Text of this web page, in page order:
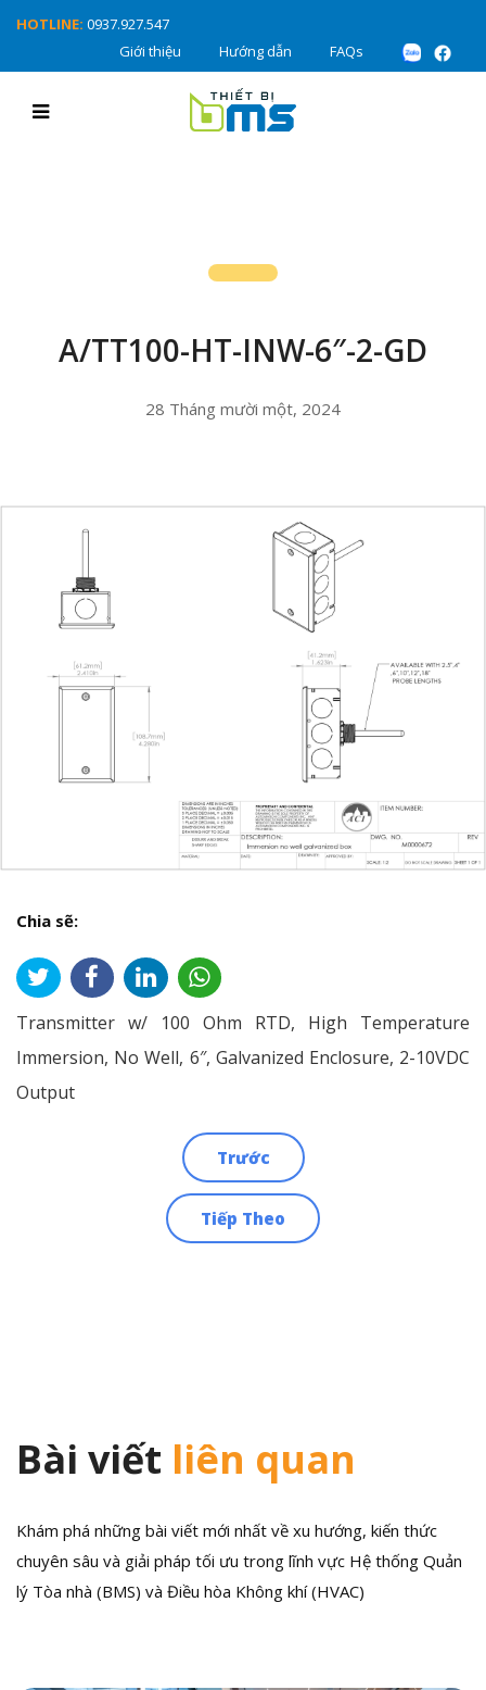
HOTLINE: 0937.927.547
Giới thiệu
Hướng dẫn FAQs
A/TT100-HT-INW-6″-2-GD
28 Tháng mười một, 2024
Chia sẽ:
Transmitter w/ 100 Ohm RTD, High Temperature
Immersion, No Well, 6″, Galvanized Enclosure, 2-10VDC
Output
Trước
Tiếp Theo
Bài viết liên quan
Khám phá những bài viết mới nhất về xu hướng, kiến thức
chuyên sâu và giải pháp tối ưu trong lĩnh vực Hệ thống Quản
lý Tòa nhà (BMS) và Điều hòa Không khí (HVAC)